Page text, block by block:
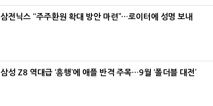
삼전닉스 “주주환원 확대 방안 마련”…로이터에 성명 보내
삼성 Z8 역대급 ‘흥행’에 애플 반격 주목…9월 ‘폴더블 대전’